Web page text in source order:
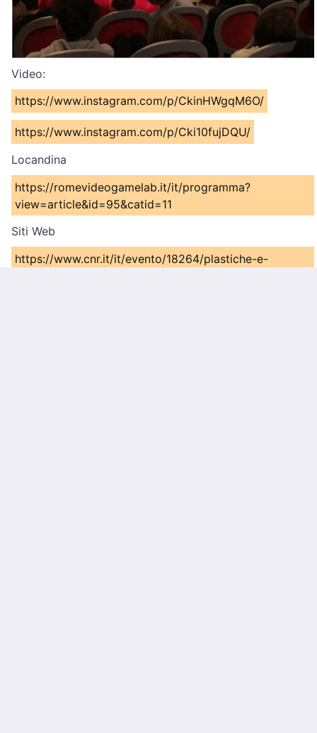
Video:
https://www.instagram.com/p/CkinHWgqM6O/
https://www.instagram.com/p/Cki10fujDQU/
Locandina
https://romevideogamelab.it/it/programma?
view=article&id=95&catid=11
Siti Web
https://www.cnr.it/it/evento/18264/plastiche-e-